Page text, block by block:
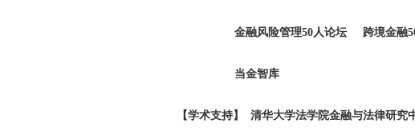
金融风险管理50人论坛 跨境金融50
当金智库
【学术支持】 清华大学法学院金融与法律研究